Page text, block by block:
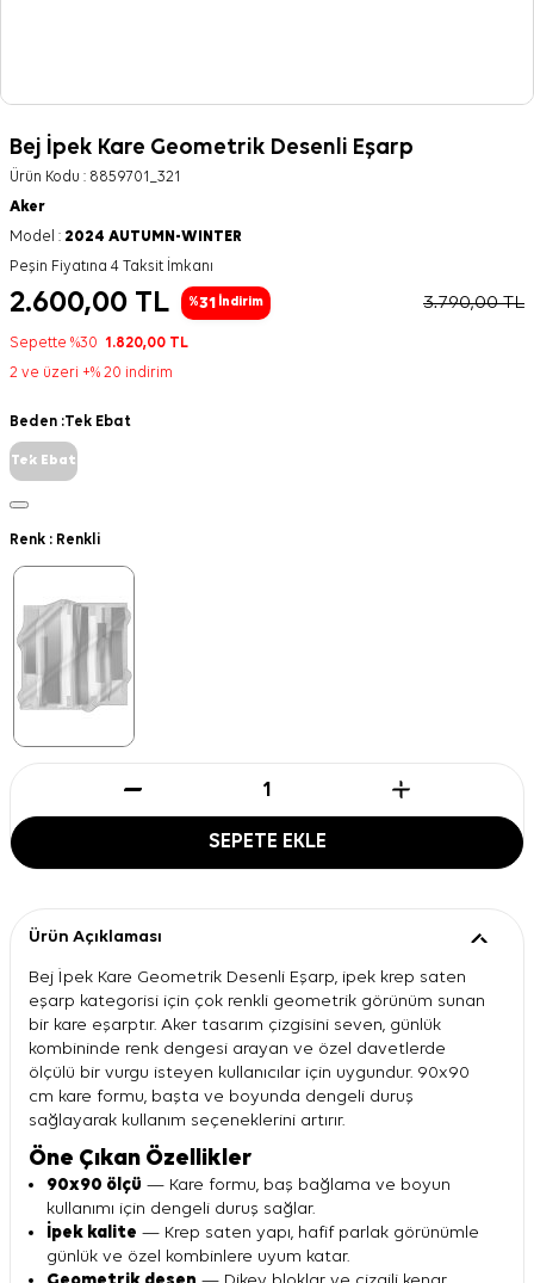
Bej İpek Kare Geometrik Desenli Eşarp
Ürün Kodu : 8859701_321
Aker
Model : 2024 AUTUMN-WINTER
Peşin Fiyatına 4 Taksit İmkanı
2.600,00 TL %31 İndirim 3.790,00TL
Sepette %30 1.820,00 TL
2 ve üzeri +% 20 indirim
Beden :Tek Ebat
Tek Ebat
Renk : Renkli
SEPETE EKLE
Ürün Açıklaması
Bej İpek Kare Geometrik Desenli Eşarp, ipek krep saten
eşarp kategorisi için çok renkli geometrik görünüm sunan
bir kare eşarptır. Aker tasarım çizgisini seven, günlük
kombininde renk dengesi arayan ve özel davetlerde
ölçülü bir vurgu isteyen kullanıcılar için uygundur. 90x90
cm kare formu, başta ve boyunda dengeli duruş
sağlayarak kullanım seçeneklerini artırır.
Öne Çıkan Özellikler
90x90 ölçü — Kare formu, baş bağlama ve boyun
kullanımı için dengeli duruş sağlar.
İpek kalite — Krep saten yapı, hafif parlak görünümle
günlük ve özel kombinlere uyum katar.